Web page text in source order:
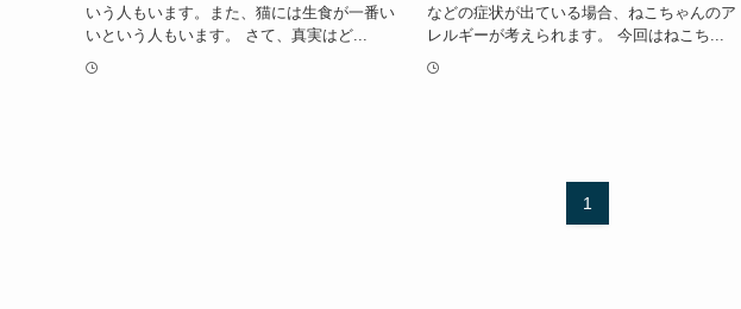
いう人もいます。また、猫には生食が一番い
いという人もいます。 さて、真実はど...
などの症状が出ている場合、ねこちゃんのア
レルギーが考えられます。 今回はねこち...
1